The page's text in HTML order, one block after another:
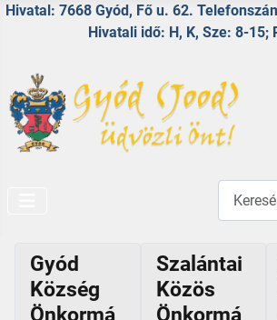
Hivatal: 7668 Gyód, Fő u. 62.
Hivatali idő: H, K, Sze: 8-15;
Gyód
Község
Önkormá
Szalántai
Közös
Önkormá